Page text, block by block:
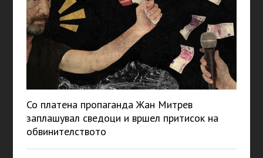
Со платена пропаганда Жан Митрев
заплашувал сведоци и вршел притисок на
обвинителството